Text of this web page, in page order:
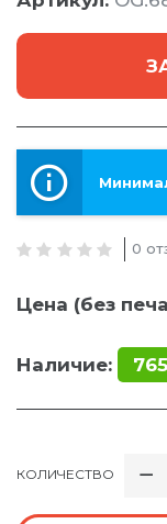
0
Цена (без
Наличие: 765
КОЛИЧЕСТВО